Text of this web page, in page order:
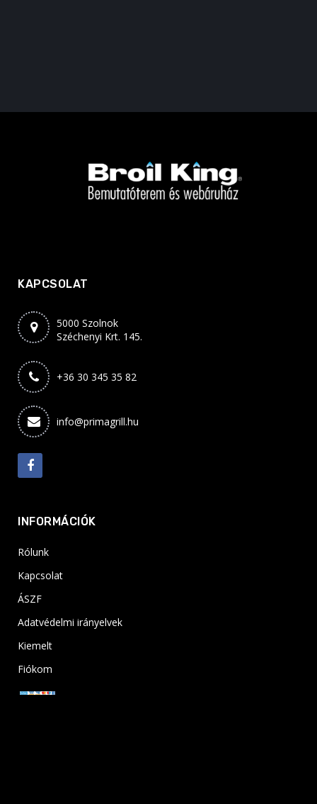
KAPCSOLAT
5000 Szolnok
Széchenyi Krt. 145.
+36 30 345 35 82
info@primagrill.hu
INFORMÁCIÓK
Rólunk
Kapcsolat
ÁSZF
Adatvédelmi irányelvek
Kiemelt
Fiókom